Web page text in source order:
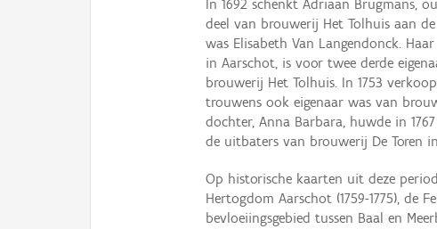
In 1692 schenkt Adriaan Brugmans,
deel van brouwerij Het Tolhuis aan
was Elisabeth Van Langendonck.
in Aarschot, is voor twee derde
brouwerij Het Tolhuis. In 1753
trouwens ook eigenaar was van
dochter, Anna Barbara, huwde in
de uitbaters van brouwerij De Toren
Op historische kaarten uit deze
Hertogdom Aarschot (1759-1775), de
bevloeiingsgebied tussen Baal en